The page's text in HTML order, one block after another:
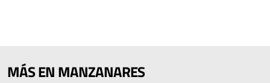
MÁS EN MANZANARES